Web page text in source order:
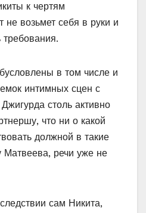
к чертям
не возьмет себя в руки и
в том числе и
интимных сцен с
столь активно
что ни о какой
должной в такие
речи уже не
сам Никита,